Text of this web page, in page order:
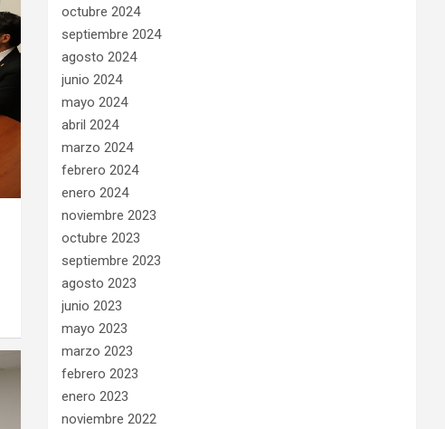
octubre 2024
septiembre 2024
agosto 2024
junio 2024
mayo 2024
abril 2024
marzo 2024
febrero 2024
enero 2024
noviembre 2023
octubre 2023
septiembre 2023
agosto 2023
junio 2023
mayo 2023
marzo 2023
febrero 2023
enero 2023
noviembre 2022